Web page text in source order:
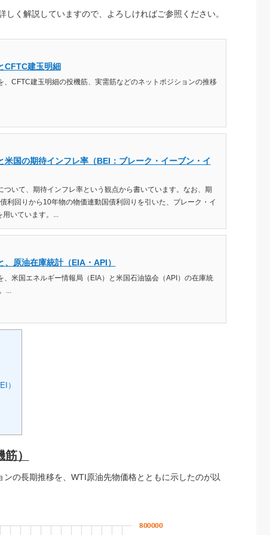
く解説していますので、よろしければご参照ください。
CFTC建玉明細
、CFTC建玉明細の投機筋、実需筋などのネットポジションの推移
米国の期待インフレ率（BEI：ブレーク・イーブン・イ
ついて、期待インフレ率という観点から書いています。なお、期
利回りから10年物の物価連動国債利回りを引いた、ブレーク・イ
用いています。...
、原油在庫統計（EIA・API）
、米国エネルギー情報局（EIA）と米国石油協会（API）の在庫統
...
）
）
の長期推移を、WTI原油先物価格とともに示したのが以